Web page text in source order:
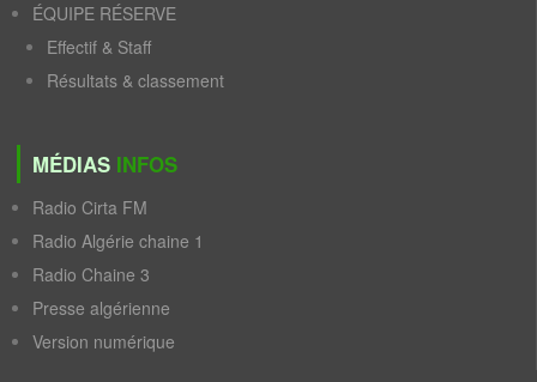
ÉQUIPE RÉSERVE
Effectif & Staff
Résultats & classement
MÉDIAS INFOS
Radio Cirta FM
Radio Algérie chaine 1
Radio Chaine 3
Presse algérienne
Version numérique